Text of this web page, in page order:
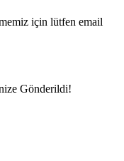
için lütfen email
Gönderildi!